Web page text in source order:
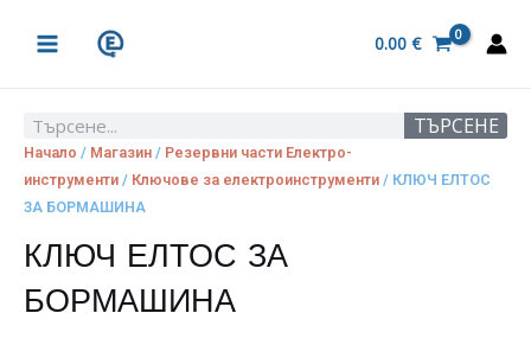
MENU
0.00 €
Search ТЪРСЕНЕ
Начало / Магазин / Резервни части Електро-
инструменти / Ключове за електроинструменти / КЛЮЧ ЕЛТОС
ЗА БОРМАШИНА
КЛЮЧ ЕЛТОС ЗА
БОРМАШИНА